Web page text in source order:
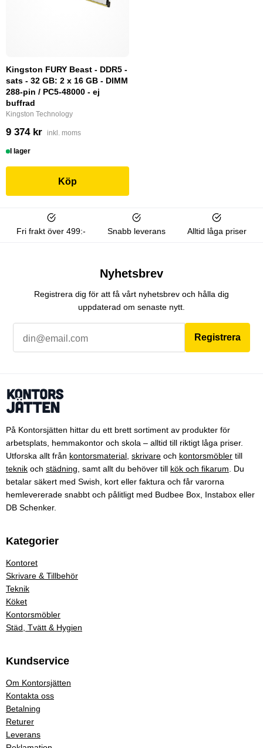
Kingston FURY Beast - DDR5 -
sats - 32 GB: 2 x 16 GB - DIMM
288-pin / PC5-48000 - ej
buffrad
Kingston Technology
9 374 kr inkl. moms
I lager
Köp
Fri frakt över 499:- Snabb leverans Alltid låga priser
Nyhetsbrev
Registrera dig för att få vårt nyhetsbrev och hålla dig
uppdaterad om senaste nytt.
Registrera
På Kontorsjätten hittar du ett brett sortiment av produkter för
arbetsplats, hemmakontor och skola – alltid till riktigt låga priser.
Utforska allt från kontorsmaterial skrivare och kontorsmöbler till
teknik och städning , samt allt du behöver till kök och fikarum . Du
betalar säkert med Swish, kort eller faktura och får varorna
hemlevererade snabbt och pålitligt med Budbee Box, Instabox eller
DB Schenker.
Kategorier
Kontoret
Skrivare & Tillbehör
Teknik
Köket
Kontorsmöbler
Städ, Tvätt & Hygien
Kundservice
Om Kontorsjätten
Kontakta oss
Betalning
Returer
Leverans